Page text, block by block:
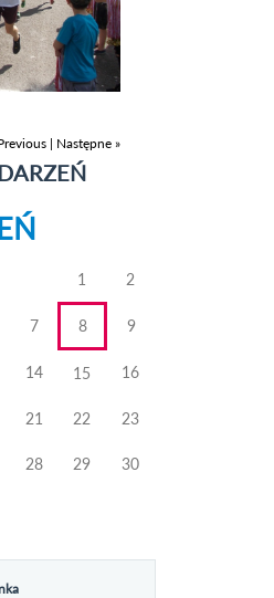
| Następne »
1 2
7 8 9
14 15 16
21 22 23
28 29 30